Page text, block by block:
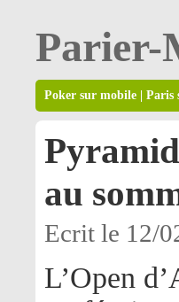
Parier-
Poker sur mobile Paris
au
Ecrit le 12/
L’Open